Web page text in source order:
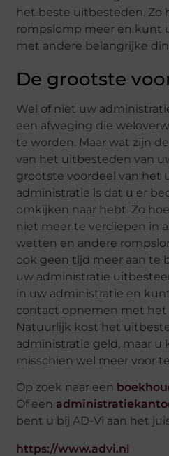
het beste uitbesteden. Zo
rompslomp meer en kunt
met andere belangrijke
De grootste
Wel of niet uw
een afweging die
te worden. Maar wat zijn
van het uitbesteden van
grootste voordeel van het
administratie is dat u er
omkijken naar hebt. Zo
niet meer te verdiepen in
wetten en andere
ook geen tijd meer aan te
uw administratie
in uw administratie en
contact opnemen met
Natuurlijk kost het
administratie geld, maar u
misschien wel meer voor
Op zoek naar een
Of een
bent u bij AD-Vi aan het
https://www.advi.nl